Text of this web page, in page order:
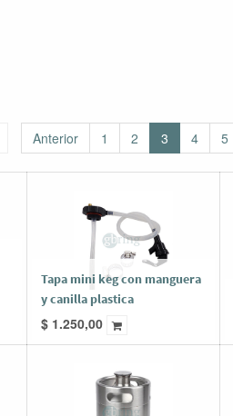
Anterior 1 2 3 4 5
Tapa mini keg con manguera
y canilla plastica
$ 1.250,00